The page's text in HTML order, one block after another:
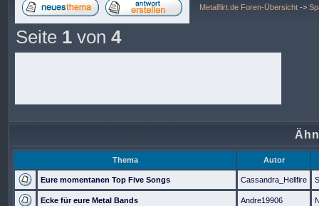
Metalflirt.de Foren-Übersicht ->
Seite 1 von 4
Thema Autor
Eure momentanen Top Five Songs Cassandra_Hellfire
Ecke für eure Metal Bands Andre19906